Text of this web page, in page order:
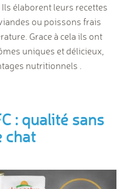
élaborent leurs recettes
ou poissons frais
Grace à cela ils ont
uniques et délicieux,
nutritionnels .
: qualité sans
chat